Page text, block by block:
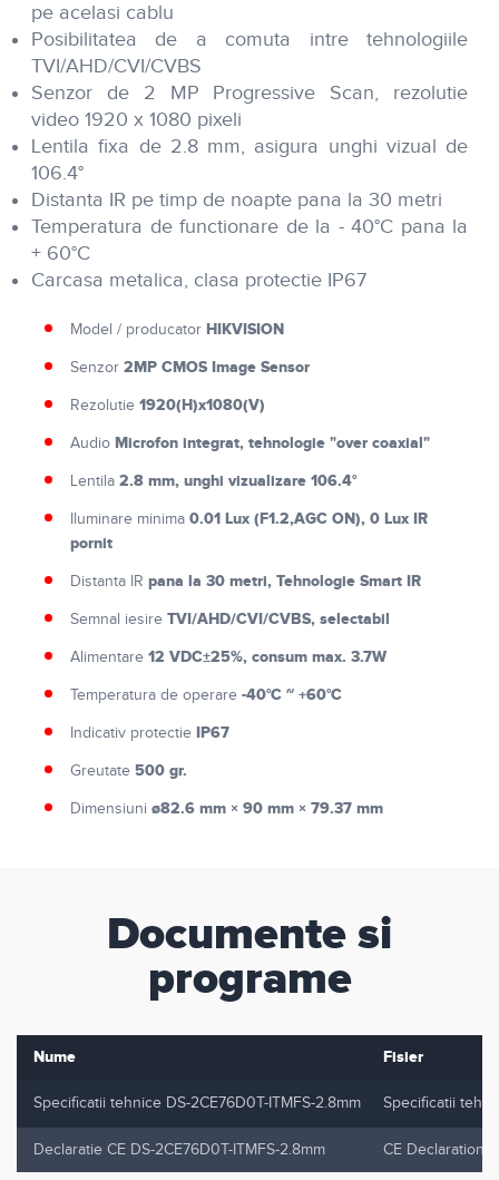
pe acelasi cablu
Posibilitatea de a comuta intre tehnologiile
TVI/AHD/CVI/CVBS
Senzor de 2 MP Progressive Scan, rezolutie
video 1920 x 1080 pixeli
Lentila fixa de 2.8 mm, asigura unghi vizual de
106.4°
Distanta IR pe timp de noapte pana la 30 metri
Temperatura de functionare de la - 40°C pana la
+ 60°C
Carcasa metalica, clasa protectie IP67
Model / producator HIKVISION
Senzor 2MP CMOS Image Sensor
Rezolutie 1920(H)x1080(V)
Audio Microfon integrat, tehnologie "over coaxial"
Lentila 2.8 mm, unghi vizualizare 106.4°
Iluminare minima 0.01 Lux (F1.2,AGC ON), 0 Lux IR
pornit
Distanta IR pana la 30 metri, Tehnologie Smart IR
Semnal iesire TVI/AHD/CVI/CVBS, selectabil
Alimentare 12 VDC±25%, consum max. 3.7W
Temperatura de operare -40°C ~ +60°C
Indicativ protectie IP67
Greutate 500 gr.
Dimensiuni ø82.6 mm × 90 mm × 79.37 mm
Documente si
programe
Nume Fisier
Specificatii tehnice DS-2CE76D0T-ITMFS-2.8mm Specificatii
Declaratie CE DS-2CE76D0T-ITMFS-2.8mm CE